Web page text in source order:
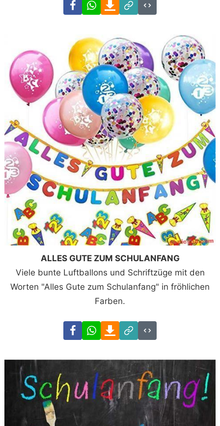
FacebookWhatsAppDownload
Link
Code
ALLES GUTE ZUM SCHULANFANG
Viele bunte Luftballons und Schriftzüge mit den
Worten "Alles Gute zum Schulanfang" in fröhlichen
Farben.
FacebookWhatsAppDownload
Link
Code